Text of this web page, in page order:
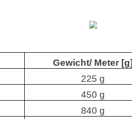
Gewicht/ Meter [g]
225 g
450 g
840 g